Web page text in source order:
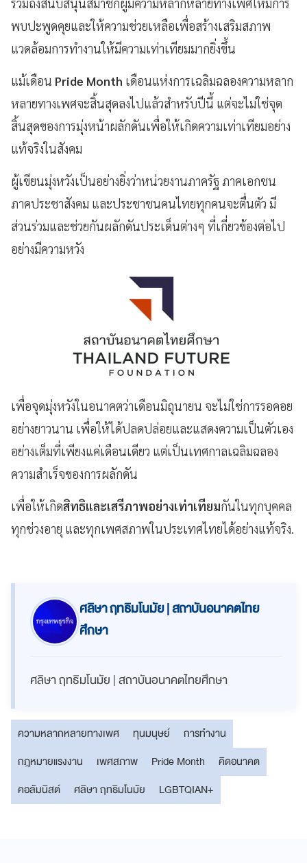
พบปะพูดคุยและให้ความช่วยเหลือเพื่อสร้างเสริมสภาพ
แวดล้อมการทำงานให้มีความเท่าเทียมมากยิ่งขึ้น
แม้เดือน Pride Month เดือนแห่งการเฉลิมฉลองความหลาก
หลายทางเพศจะสิ้นสุดลงไปแล้วสำหรับปีนี้ แต่จะไม่ใช่จุด
สิ้นสุดของการมุ่งหน้าผลักดันเพื่อให้เกิดความเท่าเทียมอย่าง
แท้จริงในสังคม
ผู้เขียนมุ่งหวังเป็นอย่างยิ่งว่าหน่วยงานภาครัฐ ภาคเอกชน
ภาคประชาสังคม และประชาชนคนไทยทุกคนจะตื่นตัว มี
ส่วนร่วมและช่วยกันผลักดันประเด็นต่างๆ ที่เกี่ยวข้องต่อไป
อย่างมีความหวัง
เพื่อจุดมุ่งหวังในอนาคตว่าเดือนมิถุนายน จะไม่ใช่การรอคอย
อย่างยาวนาน เพื่อให้ได้ปลดปล่อยและแสดงความเป็นตัวเอง
อย่างเต็มที่เพียงแค่เดือนเดียว แต่เป็นเทศกาลเฉลิมฉลอง
ความสำเร็จของการผลักดัน
เพื่อให้เกิดสิทธิและเสรีภาพอย่างเท่าเทียมกันในทุกบุคคล
ทุกช่วงอายุ และทุกเพศสภาพในประเทศไทยได้อย่างแท้จริง.
ศลิษา ฤทธิมโนมัย | สถาบันอนาคตไทย
ศึกษา
ศลิษา ฤทธิมโนมัย | สถาบันอนาคตไทยศึกษา
ความหลากหลายทางเพศ ทุนมนุษย์
การทำงาน
กฎหมายแรงงาน
เพศสภาพ Pride Month
คิดอนาคต
คอลัมนิสต์
ศลิษา ฤทธิมโนมัย LGBTQIAN+